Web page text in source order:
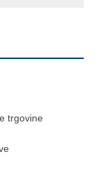
trgovine